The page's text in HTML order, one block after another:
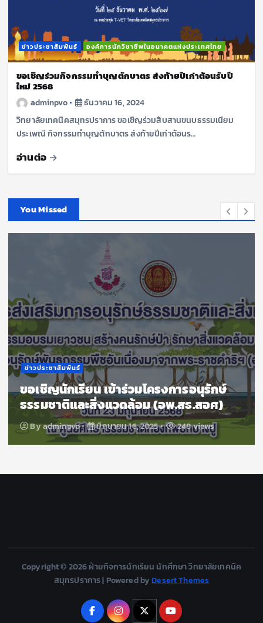
ข่าวประชาสัมพันธ์ องค์การนักวิชาชีพในอนาคตแห่งประเทศไทย
ขอเชิญร่วมกิจกรรมทำบุญตักบาตร ส่งท้ายปีเก่าต้อนรับปี
ใหม่ 2568
adminpvo
ธันวาคม 16, 2024
วิทยาลัยเทคนิคสมุทรปราการ ขอเชิญร่วมสืบสานขนบธรรมเนียม
ประเพณี กิจกรรมทำบุญตักบาตร ส่งท้ายปีเก่าต้อนร…
อ่านต่อ
You Missed
ข่าวประชาสัมพันธ์
ขอเชิญนักเรียน เข้าร่วมโครงการอนุรักษ์
ธรรมชาติและสิ่งแวดล้อม (อพ.สธ.สอศ)
Byadminpvo มิถุนายน 16, 2025 248 views
Copyright © 2026 ฝ่ายกิจการนักเรียน นักศึกษา วิทยาลัยเทคนิค
สมุทรปราการ | Powered byDesert Themes